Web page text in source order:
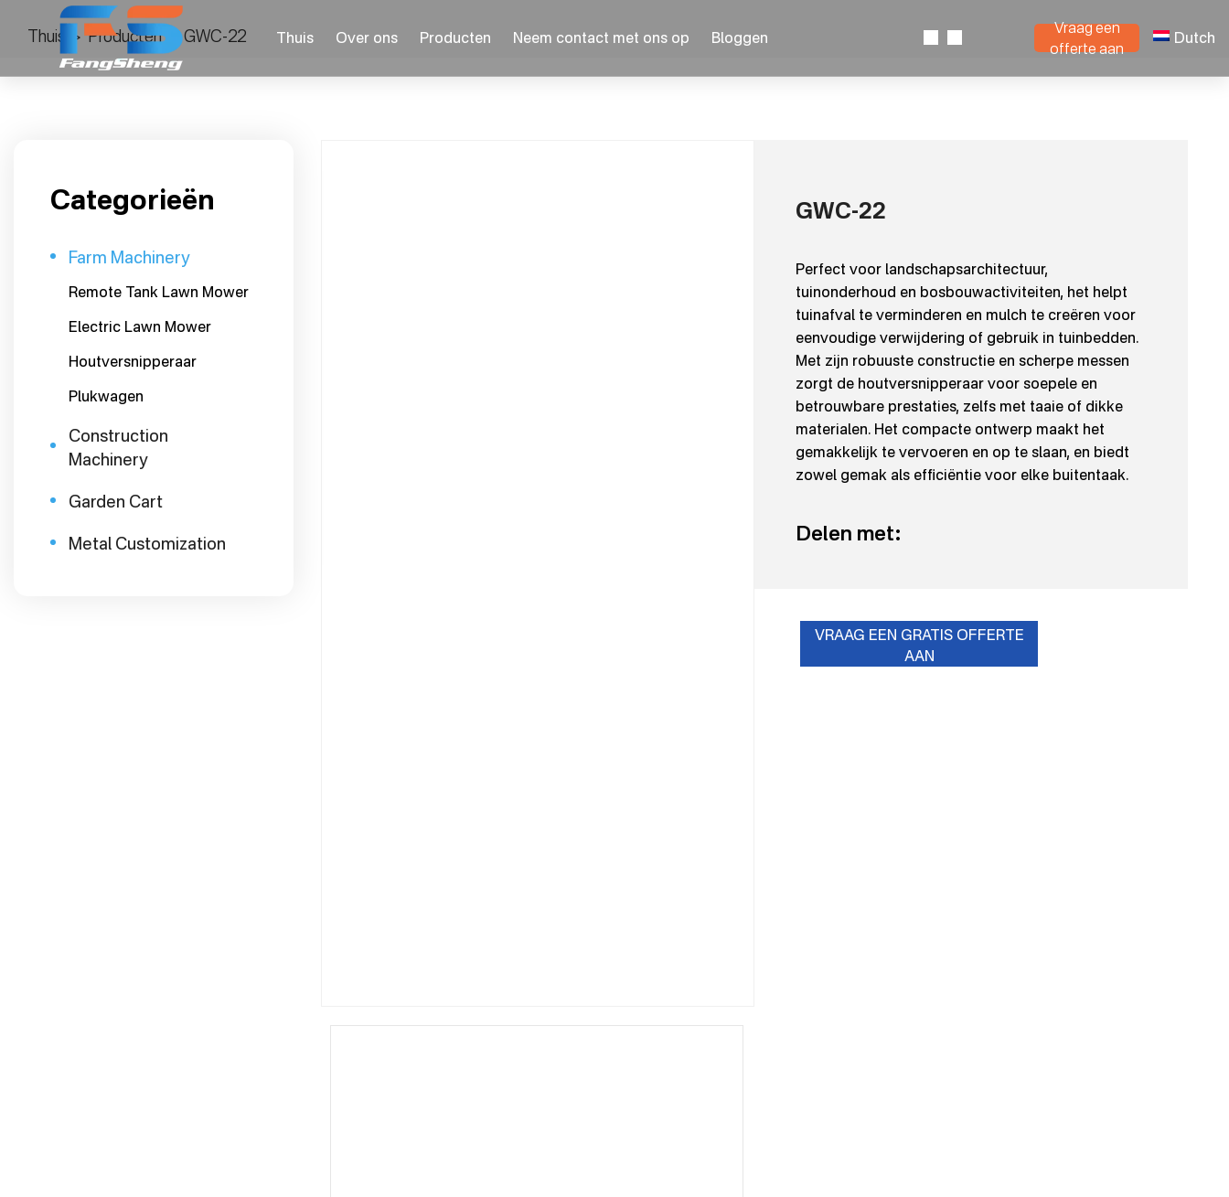
Thuis Over ons Producten Neem contact met ons op Bloggen
Vraag een
offerte aan
Dutch
Thuis > Producten GWC-22
Categorieën
Farm Machinery
Remote Tank Lawn Mower
Electric Lawn Mower
Houtversnipperaar
Plukwagen
Construction
Machinery
Garden Cart
Metal Customization
GWC-22
Perfect voor landschapsarchitectuur,
tuinonderhoud en bosbouwactiviteiten, het helpt
tuinafval te verminderen en mulch te creëren voor
eenvoudige verwijdering of gebruik in tuinbedden.
Met zijn robuuste constructie en scherpe messen
zorgt de houtversnipperaar voor soepele en
betrouwbare prestaties, zelfs met taaie of dikke
materialen. Het compacte ontwerp maakt het
gemakkelijk te vervoeren en op te slaan, en biedt
zowel gemak als efficiëntie voor elke buitentaak.
Delen met:
VRAAG EEN GRATIS OFFERTE
AAN